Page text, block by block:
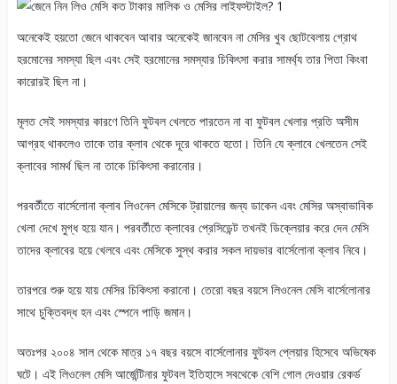
অনেকেই হয়তো জেনে থাকবেন আবার অনেকেই জানবেন না মেসির খুব ছোটবেলায় গ্রোথ
হরমোনের সমস্যা ছিল এবং সেই হরমোনের সমস্যার চিকিৎসা করার সামর্থ্য তার পিতা কিংবা
কারোরই ছিল না।
মূলত সেই সমস্যার কারণে তিনি ফুটবল খেলতে পারতেন না বা ফুটবল খেলার প্রতি অসীম
আগ্রহ থাকলেও তাকে তার ক্লাব থেকে দূরে থাকতে হতো। তিনি যে ক্লাবে খেলতেন সেই
ক্লাবের সামর্থ ছিল না তাকে চিকিৎসা করানোর।
পরবর্তীতে বার্সেলোনা ক্লাব লিওনেল মেসিকে ট্রায়ালের জন্য ডাকেন এবং মেসির অস্বাভাবিক
খেলা দেখে মুগ্ধ হয়ে যান। পরবর্তীতে ক্লাবের প্রেসিডেন্ট তখনই ডিক্লেয়ার করে দেন মেসি
তাদের ক্লাবের হয়ে খেলবে এবং মেসিকে সুস্থ করার সকল দায়ভার বার্সেলোনা ক্লাব নিবে।
তারপরে শুরু হয়ে যায় মেসির চিকিৎসা করানো। তেরো বছর বয়সে লিওনেল মেসি বার্সেলোনার
সাথে চুক্তিবদ্ধ হন এবং স্পেনে পাড়ি জমান।
অতঃপর ২০০৪ সাল থেকে মাত্র ১৭ বছর বয়সে বার্সেলোনার ফুটবল প্লেয়ার হিসেবে অভিষেক
ঘটে। এই লিওনেল মেসি আর্জেন্টিনার ফুটবল ইতিহাসে সবথেকে বেশি গোল দেওয়ার রেকর্ড